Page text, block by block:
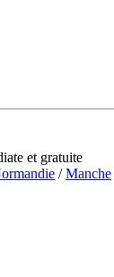
et gratuite
/Manche